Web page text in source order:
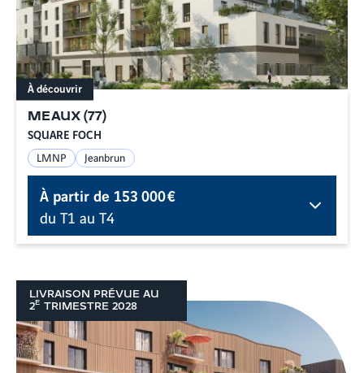
MEAUX (77)
SQUARE FOCH
À découvrir
LMNP Jeanbrun
À partir de153 000 €
du T1 au T4
LIVRAISON PRÉVUE AU
2E TRIMESTRE 2028